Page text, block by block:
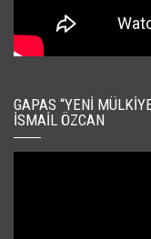
GAPAS “YENI
İSMAIL ÖZCAN